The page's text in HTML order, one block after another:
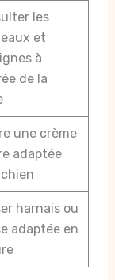
les
et
à
de la
une crème
adaptée
harnais ou
adaptée en